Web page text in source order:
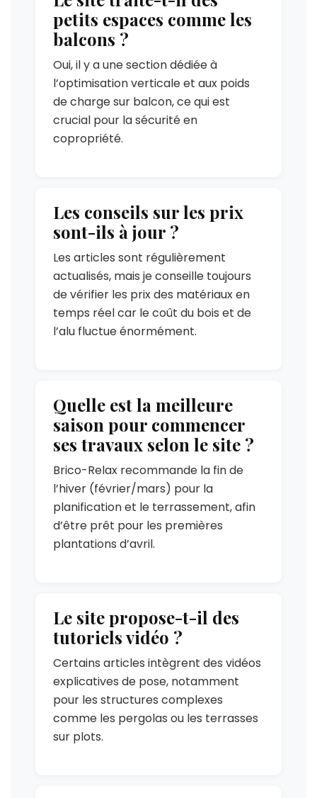
petits espaces comme les
balcons ?
Oui, il y a une section dédiée à
l’optimisation verticale et aux poids
de charge sur balcon, ce qui est
crucial pour la sécurité en
copropriété.
Les conseils sur les prix
sont-ils à jour ?
Les articles sont régulièrement
actualisés, mais je conseille toujours
de vérifier les prix des matériaux en
temps réel car le coût du bois et de
l’alu fluctue énormément.
Quelle est la meilleure
saison pour commencer
ses travaux selon le site ?
Brico-Relax recommande la fin de
l’hiver (février/mars) pour la
planification et le terrassement, afin
d’être prêt pour les premières
plantations d’avril.
Le site propose-t-il des
tutoriels vidéo ?
Certains articles intègrent des vidéos
explicatives de pose, notamment
pour les structures complexes
comme les pergolas ou les terrasses
sur plots.